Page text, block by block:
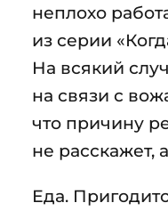
неплохо
из серии
На всякий
на связи с
что причину
не расскажет,
Еда.